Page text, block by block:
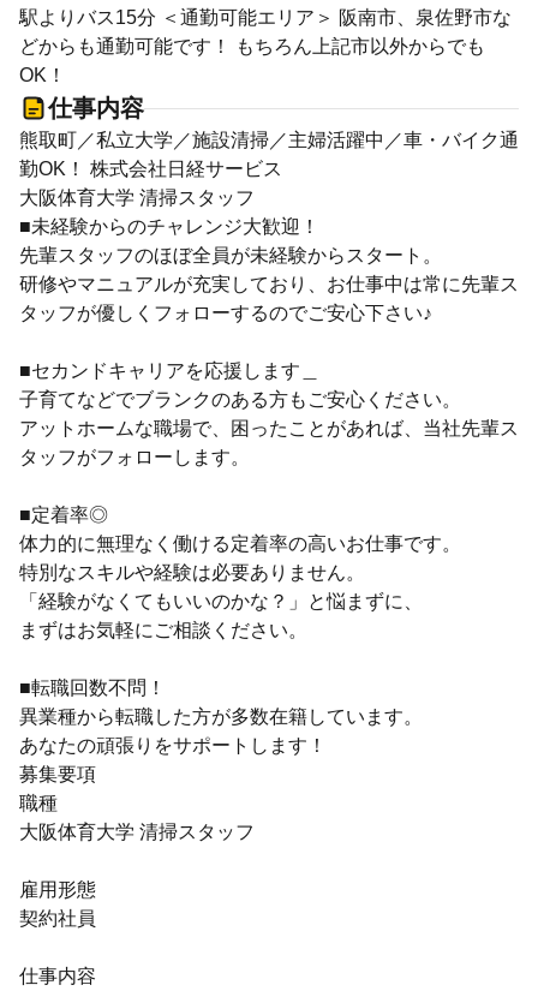
駅よりバス15分 ＜通勤可能エリア＞ 阪南市、泉佐野市な
どからも通勤可能です！ もちろん上記市以外からでも
OK！
仕事内容
熊取町／私立大学／施設清掃／主婦活躍中／車・バイク通
勤OK！ 株式会社日経サービス
大阪体育大学 清掃スタッフ
■未経験からのチャレンジ大歓迎！
先輩スタッフのほぼ全員が未経験からスタート。
研修やマニュアルが充実しており、お仕事中は常に先輩ス
タッフが優しくフォローするのでご安心下さい♪
■セカンドキャリアを応援します＿
子育てなどでブランクのある方もご安心ください。
アットホームな職場で、困ったことがあれば、当社先輩ス
タッフがフォローします。
■定着率◎
体力的に無理なく働ける定着率の高いお仕事です。
特別なスキルや経験は必要ありません。
「経験がなくてもいいのかな？」と悩まずに、
まずはお気軽にご相談ください。
■転職回数不問！
異業種から転職した方が多数在籍しています。
あなたの頑張りをサポートします！
募集要項
職種
大阪体育大学 清掃スタッフ
雇用形態
契約社員
仕事内容